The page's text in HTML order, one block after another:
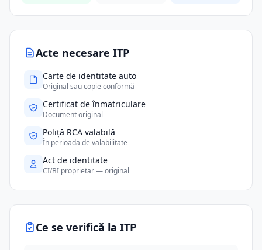
Acte necesare ITP
Carte de identitate auto
Original sau copie conformă
Certificat de înmatriculare
Document original
Poliță RCA valabilă
În perioada de valabilitate
Act de identitate
CI/BI proprietar — original
Ce se verifică la ITP